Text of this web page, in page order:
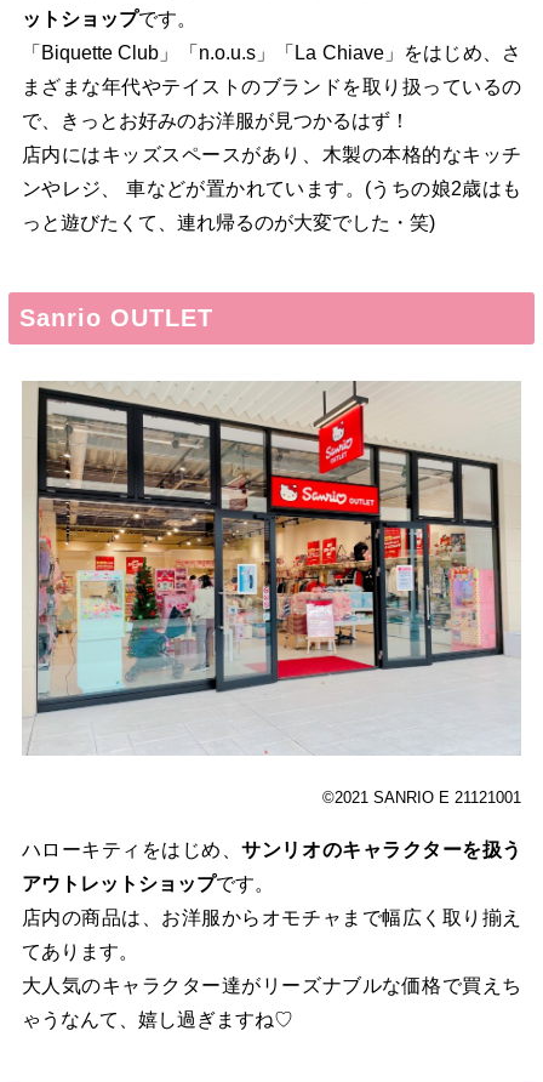
ットショップです。
「Biquette Club」「n.o.u.s」「La Chiave」をはじめ、さ
まざまな年代やテイストのブランドを取り扱っているの
で、きっとお好みのお洋服が見つかるはず！
店内にはキッズスペースがあり、木製の本格的なキッチ
ンやレジ、 車などが置かれています。(うちの娘2歳はも
っと遊びたくて、連れ帰るのが大変でした・笑)
Sanrio OUTLET
©2021 SANRIO E 21121001
ハローキティをはじめ、サンリオのキャラクターを扱う
アウトレットショップです。
店内の商品は、お洋服からオモチャまで幅広く取り揃え
てあります。
大人気のキャラクター達がリーズナブルな価格で買えち
ゃうなんて、嬉し過ぎますね♡